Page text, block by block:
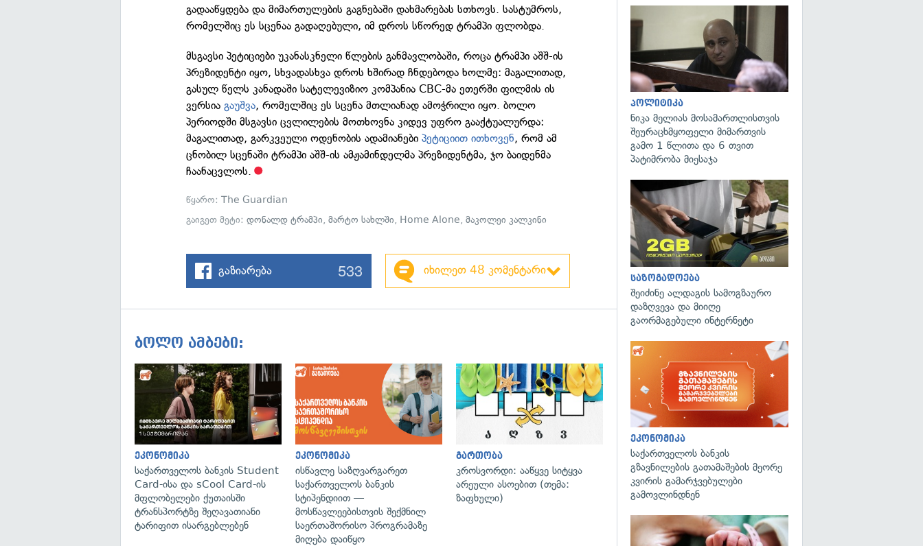
გადააწყდება და მიმართულების გაგნებაში დახმარებას სთხოვს. სასტუმროს,
რომელშიც ეს სცენაა გადაღებული, იმ დროს სწორედ ტრამპი ფლობდა.
მსგავსი პეტიციები უკანასკნელი წლების განმავლობაში, როცა ტრამპი აშშ-ის
პრეზიდენტი იყო, სხვადასხვა დროს ხშირად ჩნდებოდა ხოლმე: მაგალითად,
გასულ წელს კანადაში სატელევიზიო კომპანია CBC-მა ეთერში ფილმის ის
ვერსიაგაუშვა, რომელშიც ეს სცენა მთლიანად ამოჭრილი იყო. ბოლო
პერიოდში მსგავსი ცვლილების მოთხოვნა კიდევ უფრო გააქტუალურდა:
მაგალითად, გარკვეული ოდენობის ადამიანებიპეტიციით ითხოვენ, რომ ამ
ცნობილ სცენაში ტრამპი აშშ-ის ამჟამინდელმა პრეზიდენტმა, ჯო ბაიდენმა
ჩაანაცვლოს.
წყარო:The Guardian
გაიგეთ მეტი:დონალდ ტრამპი,მარტო სახლში, Home Alone,მაკოლეი კალკინი
გაზიარება 533 იხილეთ 48 კომენტარი
ბოლო ამბები:
ეკონომიკა
საქართველოს ბანკის Student
Card-ისა და sCool Card-ის
მფლობელები ქუთაისში
ტრანსპორტზე შეღავათიანი
ტარიფით ისარგებლებენ
ეკონომიკა
ისწავლე საზღვარგარეთ
საქართველოს ბანკის
სტიპენდიით —
მოსწავლეებისთვის შექმნილ
საერთაშორისო პროგრამაზე
მიღება დაიწყო
გადახედვა
გართობა
კროსვორდი: ააწყვე სიტყვა
არეული ასოებით (თემა:
ზაფხული)
პოლიტიკა
ნიკა მელიას მოსამართლისთვის
შეურაცხმყოფელი მიმართვის
გამო 1 წლითა და 6 თვით
პატიმრობა მიესაჯა
საზოგადოება
შეიძინე ალდაგის სამოგზაურო
დაზღვევა და მიიღე
გაორმაგებული ინტერნეტი
ეკონომიკა
საქართველოს ბანკის
გზავნილების გათამაშების მეორე
კვირის გამარჯვებულები
გამოვლინდნენ